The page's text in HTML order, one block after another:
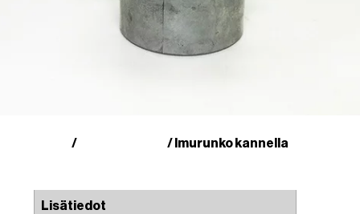
/ / Imurunko kannella
Lisätiedot